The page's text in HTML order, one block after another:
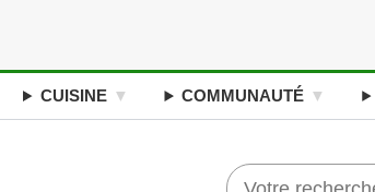
CUISINE COMMUNAUTÉ